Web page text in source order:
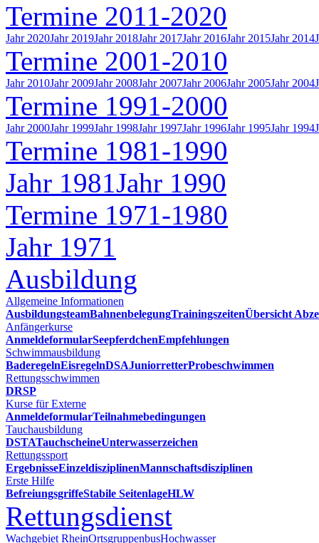
Termine 2011-2020
Jahr 2020Jahr 2019Jahr 2018Jahr 2017Jahr 2016Jahr 2015Jahr 2014
Termine 2001-2010
Jahr 2010Jahr 2009Jahr 2008Jahr 2007Jahr 2006Jahr 2005Jahr 2004
Termine 1991-2000
Jahr 2000Jahr 1999Jahr 1998Jahr 1997Jahr 1996Jahr 1995Jahr 1994
Termine 1981-1990
Jahr 1981Jahr 1990
Termine 1971-1980
Jahr 1971
Ausbildung
Allgemeine Informationen
AusbildungsteamBahnenbelegungTrainingszeitenÜbersicht
Anfängerkurse
AnmeldeformularSeepferdchenEmpfehlungen
Schwimmausbildung
BaderegelnEisregelnDSAJuniorretterProbeschwimmen
Rettungsschwimmen
DRSP
Kurse für Externe
AnmeldeformularTeilnahmebedingungen
Tauchausbildung
DSTATauchscheineUnterwasserzeichen
Rettungssport
ErgebnisseEinzeldisziplinenMannschaftsdisziplinen
Erste Hilfe
BefreiungsgriffeStabile SeitenlageHLW
Rettungsdienst
Wachgebiet RheinOrtsgruppenbusHochwasser